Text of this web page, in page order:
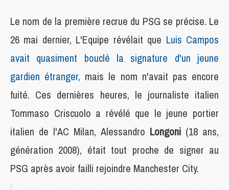
Le nom de la première recrue du PSG se précise. Le
26 mai dernier, L'Equipe révélait que Luis Campos
avait quasiment bouclé la signature d'un jeune
gardien étranger, mais le nom n'avait pas encore
fuité. Ces dernières heures, le journaliste italien
Tommaso Criscuolo a révélé que le jeune portier
italien de l'AC Milan, Alessandro Longoni (18 ans,
génération 2008), était tout proche de signer au
PSG après avoir failli rejoindre Manchester City.